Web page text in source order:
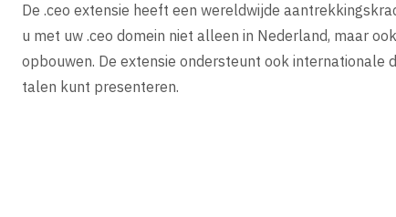
De .ceo extensie heeft een wereldwijde
u met uw .ceo domein niet alleen in Nederland, maar
opbouwen. De extensie ondersteunt ook internationale
talen kunt presenteren.